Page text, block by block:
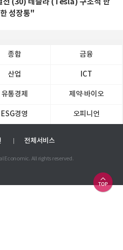
성장통"
종합 금융
산업 ICT
유통경제 제약∙바이오
ESG경영 오피니언
전체서비스
Economic. All rights reserved.